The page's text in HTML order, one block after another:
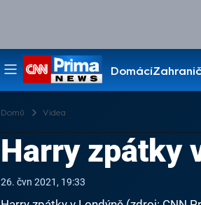
Domácí
Pořady
Domů Videa
Harry zpátky
26. čvn 2021, 19:33